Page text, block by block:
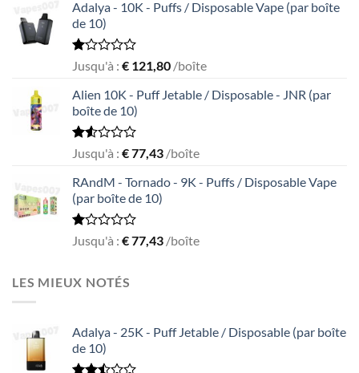
of
5
Adalya - 10K - Puffs / Disposable Vape (par boîte
de 10)
Rated
out
of
5
Jusqu'à : € 121,80 /boîte
Alien 10K - Puff Jetable / Disposable - JNR (par
boîte de 10)
Rated
out
of
5
Jusqu'à : €77,43 /boîte
RAndM - Tornado - 9K - Puffs / Disposable Vape
(par boîte de 10)
Rated
of
5
Jusqu'à : €77,43 /boîte
LES MIEUX NOTÉS
Adalya - 25K - Puff Jetable / Disposable (par boîte
de 10)